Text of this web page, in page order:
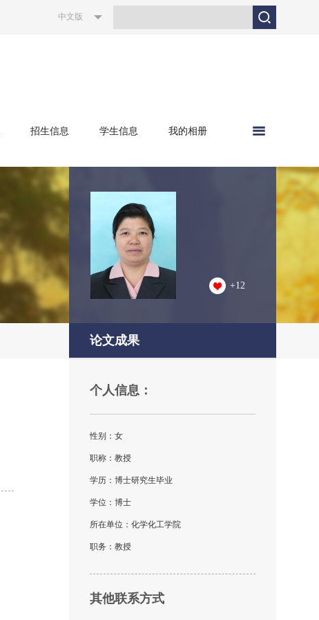
中文版
招生信息 学生信息 我的相册
+12
论文成果
个人信息：
性别：女
职称：教授
学历：博士研究生毕业
学位：博士
所在单位：化学化工学院
职务：教授
其他联系方式